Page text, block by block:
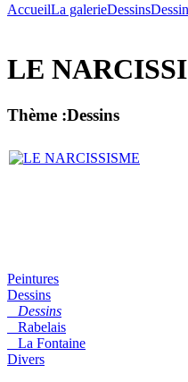
AccueilLa galerieDessins
LE
Thème :Dessins
Peintures
Dessins
Dessins
Rabelais
La Fontaine
Divers